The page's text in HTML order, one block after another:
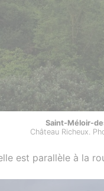
Saint-Méloir-
Château Richeux.
est parallèle à la